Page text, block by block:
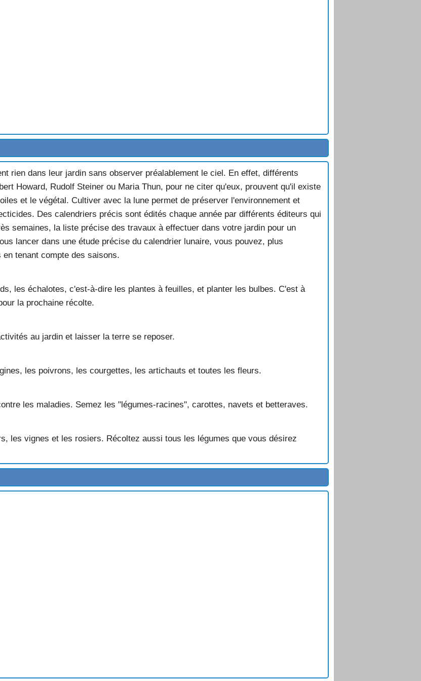
rien dans leur jardin sans observer préalablement le ciel. En effet, différents
Howard, Rudolf Steiner ou Maria Thun, pour ne citer qu'eux, prouvent qu'il existe
et le végétal. Cultiver avec la lune permet de préserver l'environnement et
Des calendriers précis sont édités chaque année par différents éditeurs qui
semaines, la liste précise des travaux à effectuer dans votre jardin pour un
lancer dans une étude précise du calendrier lunaire, vous pouvez, plus
tenant compte des saisons.
les échalotes, c'est-à-dire les plantes à feuilles, et planter les bulbes. C'est à
la prochaine récolte.
au jardin et laisser la terre se reposer.
les poivrons, les courgettes, les artichauts et toutes les fleurs.
les maladies. Semez les "légumes-racines", carottes, navets et betteraves.
les vignes et les rosiers. Récoltez aussi tous les légumes que vous désirez